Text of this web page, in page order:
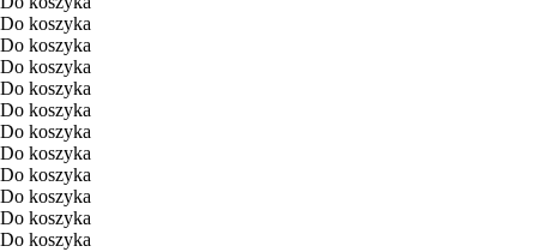
Do koszyka
Do koszyka
Do koszyka
Do koszyka
Do koszyka
Do koszyka
Do koszyka
Do koszyka
Do koszyka
Do koszyka
Do koszyka